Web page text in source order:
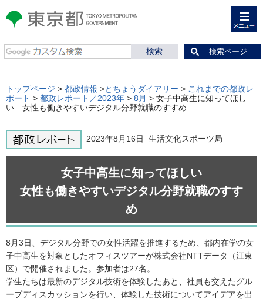
東京都 TOKYO METROPOLITAN
GOVERNMENT
検索ページ
トップページ > 都政情報 >とちょうダイアリー > これまでの都政レ
ポート > 都政レポート／2023年 > 8月 > 女子中高生に知ってほし
い 女性も働きやすいデジタル分野就職のすすめ
2023年8月16日 生活文化スポーツ局
女子中高生に知ってほしい
女性も働きやすいデジタル分野就職のすす
め
8月3日、デジタル分野での女性活躍を推進するため、都内在学の女
子中高生を対象としたオフィスツアーが株式会社NTTデータ（江東
区）で開催されました。参加者は27名。
学生たちは最新のデジタル技術を体験したあと、社員も交えたグル
ープディスカッションを行い、体験した技術についてアイデアを出